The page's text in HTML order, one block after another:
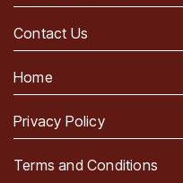
Contact Us
Home
Privacy Policy
Terms and Conditions